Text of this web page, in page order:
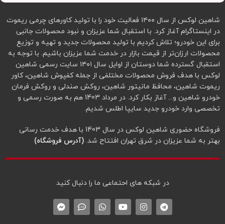
شاهین لوکس از سال ۱۴۰۰ فعالیت خود را با تولید کاورهای چرمی ریموت
در اینستاگرام آغاز کرد. با استقبال شما عزیزان و نبود محصولات جانبی
برای این خودرو؛ تلاش کردیم با تولید محصولات جدید و تهیه و توزیع
محصولات ارزان‌تر از قیمت بازار در خدمت شما عزیزان باشیم. با توجه به
استقبال گسترده شما دوستان از اوایل سال ۱۴۰۱ سایت رسمی شاهین
لوکس با هدف فروش محصولات مختلفی از جمله کفپوش شاهین، کاور
ریموت شاهین، محافظ مانیتور شاهین، روکش صندلی و روکش فرمان
خودرو شاهین و... آغاز بکار کرد. در مرداد 1403 هم به صورت رسمی و
تخصصی وارد خودرو جدید سایپا اطلس شدیم.
فروشگاه حضوری شاهین لوکس در سال 1403 با هدف خدمت رسانی
بهتر به شما عزیزان در شرق تهران افتتاح شد. (آدرس فروشگاه)
در شبکه‌ های احتماعی ما را دنبال کنید